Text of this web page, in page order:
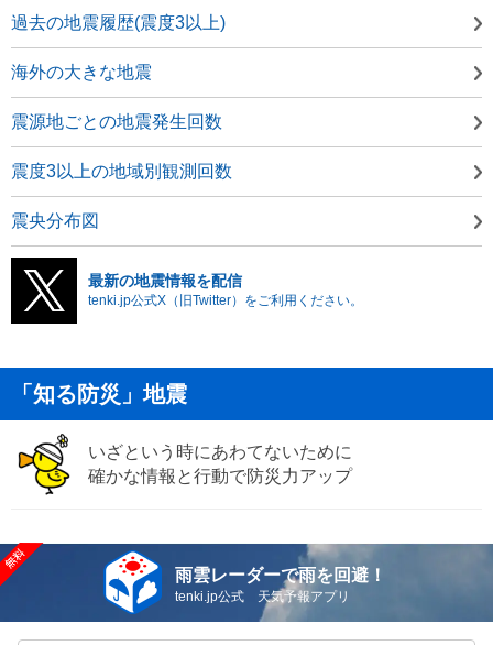
過去の地震履歴(震度3以上)
海外の大きな地震
震源地ごとの地震発生回数
震度3以上の地域別観測回数
震央分布図
最新の地震情報を配信
tenki.jp公式X（旧Twitter）をご利用ください。
「知る防災」地震
いざという時にあわてないために
確かな情報と行動で防災力アップ
雨雲レーダーで雨を回避！
tenki.jp公式 天気予報アプリ